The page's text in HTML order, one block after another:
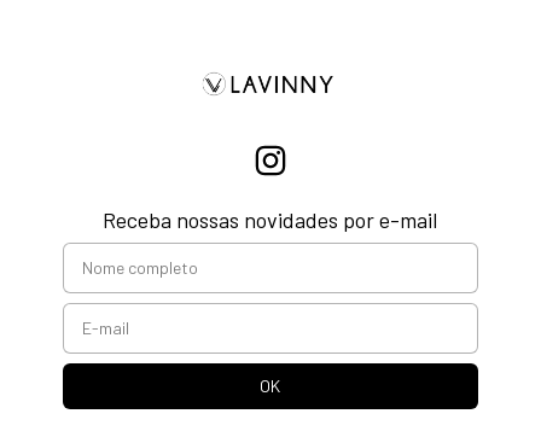
Receba nossas novidades por e-mail